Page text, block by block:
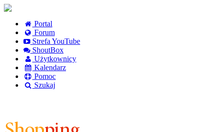
Portal
Forum
Strefa YouTube
ShoutBox
Użytkownicy
Kalendarz
Pomoc
Szukaj